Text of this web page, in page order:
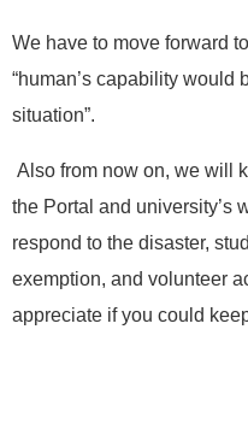
We have to move forward
“human’s capability would
situation”.
Also from now on, we will
the Portal and university’s
respond to the disaster,
exemption, and volunteer
appreciate if you could